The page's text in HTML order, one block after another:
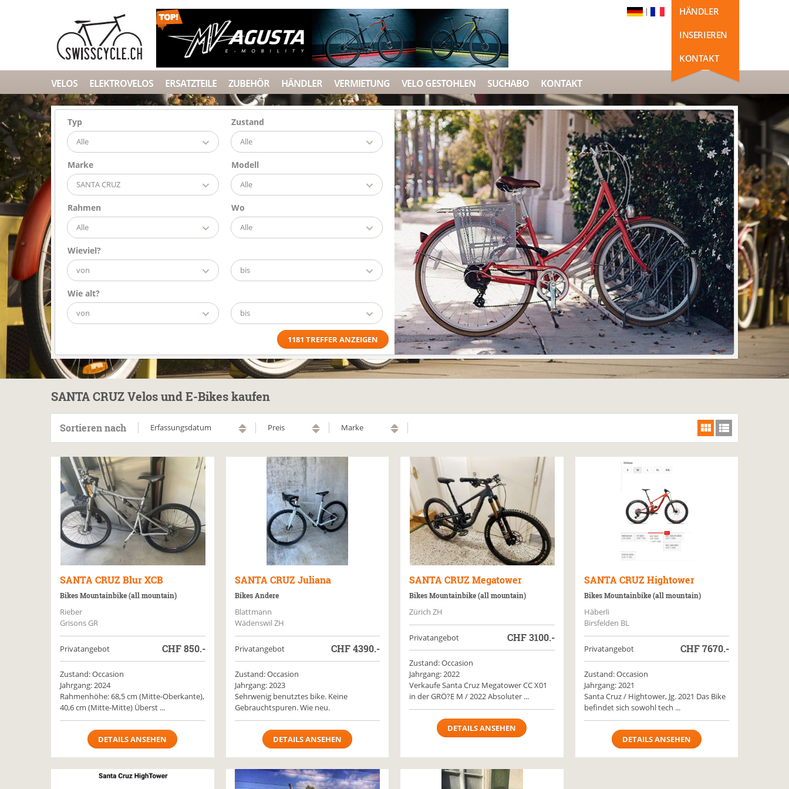
HÄNDLER
INSERIEREN
KONTAKT
|
VELOS ELEKTROVELOS ERSATZTEILE ZUBEHÖR HÄNDLER VERMIETUNG VELO GESTOHLEN SUCHABO KONTAKT
Typ
Alle
Zustand
Alle
Marke
SANTA CRUZ
Modell
Alle
Rahmen
Alle
Wo
Alle
Wieviel?
von bis
Wie alt?
von bis
SANTA CRUZ Velos und E-Bikes kaufen
Sortieren nach Erfassungsdatum Preis Marke
SANTA CRUZBlur XCB
Bikes Mountainbike (all mountain)
Rieber
Grisons GR
Privatangebot CHF850.-
Zustand: Occasion
Jahrgang: 2024
Rahmenhöhe: 68,5 cm (Mitte-Oberkante),
40,6 cm (Mitte-Mitte) Überst ...
DETAILS ANSEHEN
SANTA CRUZ Juliana
Bikes Andere
Blattmann
Wädenswil ZH
Privatangebot CHF4390.-
Zustand: Occasion
Jahrgang: 2023
Sehrwenig benutztes bike. Keine
Gebrauchtspuren. Wie neu.
DETAILS ANSEHEN
SANTA CRUZMegatower
Bikes Mountainbike (all mountain)
Zürich ZH
Privatangebot CHF3100.-
Zustand: Occasion
Jahrgang: 2022
Verkaufe Santa Cruz Megatower CC X01
in der GRÖ?E M / 2022 Absoluter ...
DETAILS ANSEHEN
SANTA CRUZ Hightower
Bikes Mountainbike (all mountain)
Häberli
Birsfelden BL
Privatangebot CHF7670.-
Zustand: Occasion
Jahrgang: 2021
Santa Cruz / Hightower, Jg. 2021 Das Bike
befindet sich sowohl tech ...
DETAILS ANSEHEN